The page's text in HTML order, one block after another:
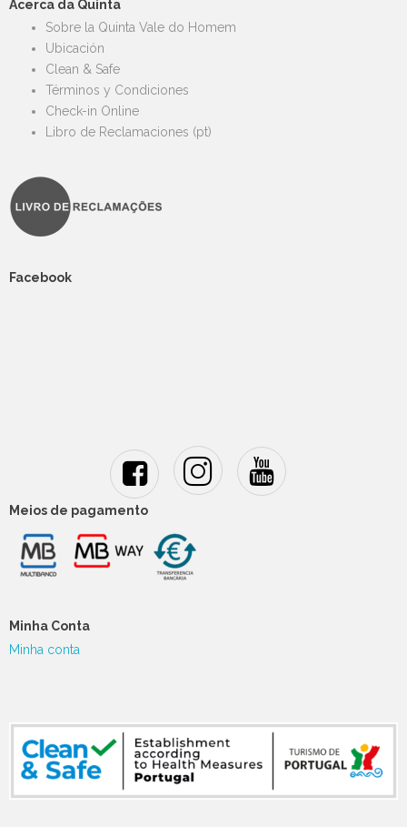
Acerca da Quinta
Sobre la Quinta Vale do Homem
Ubicación
Clean & Safe
Términos y Condiciones
Check-in Online
Libro de Reclamaciones (pt)
Facebook
Meios de pagamento
Minha Conta
Minha conta